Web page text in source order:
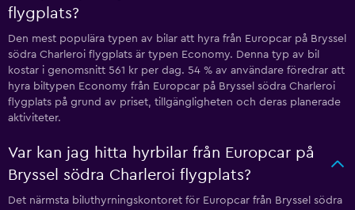
flygplats?
Den mest populära typen av bilar att hyra från Europcar på Bryssel
södra Charleroi flygplats är typen Economy. Denna typ av bil
kostar i genomsnitt 561 kr per dag. 54 % av användare föredrar att
hyra biltypen Economy från Europcar på Bryssel södra Charleroi
flygplats på grund av priset, tillgängligheten och deras planerade
aktiviteter.
Var kan jag hitta hyrbilar från Europcar på
Bryssel södra Charleroi flygplats?
Det närmsta biluthyrningskontoret för Europcar från Bryssel södra